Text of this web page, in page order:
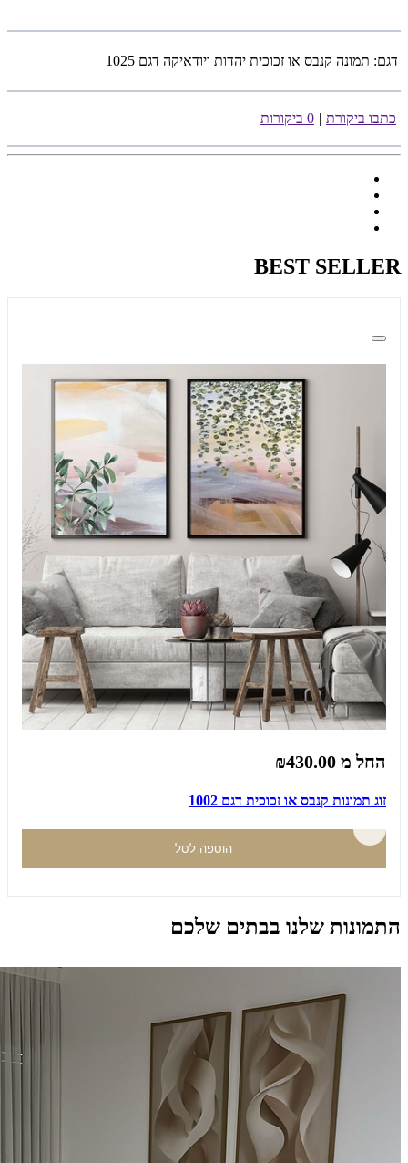
דגם: תמונה קנבס או זכוכית יהדות ויודאיקה דגם 1025
כתבו ביקורת | 0 ביקורות
BEST SELLER
החל מ ₪430.00
זוג תמונות קנבס או זכוכית דגם 1002
הוספה לסל
התמונות שלנו בבתים שלכם